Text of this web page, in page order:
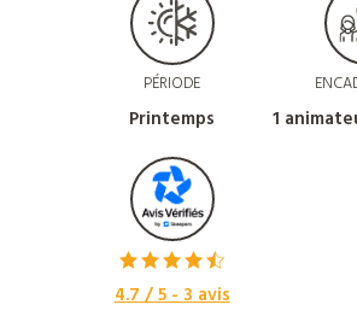
PÉRIODE
Printemps 1
4.7/ 5 -3avis